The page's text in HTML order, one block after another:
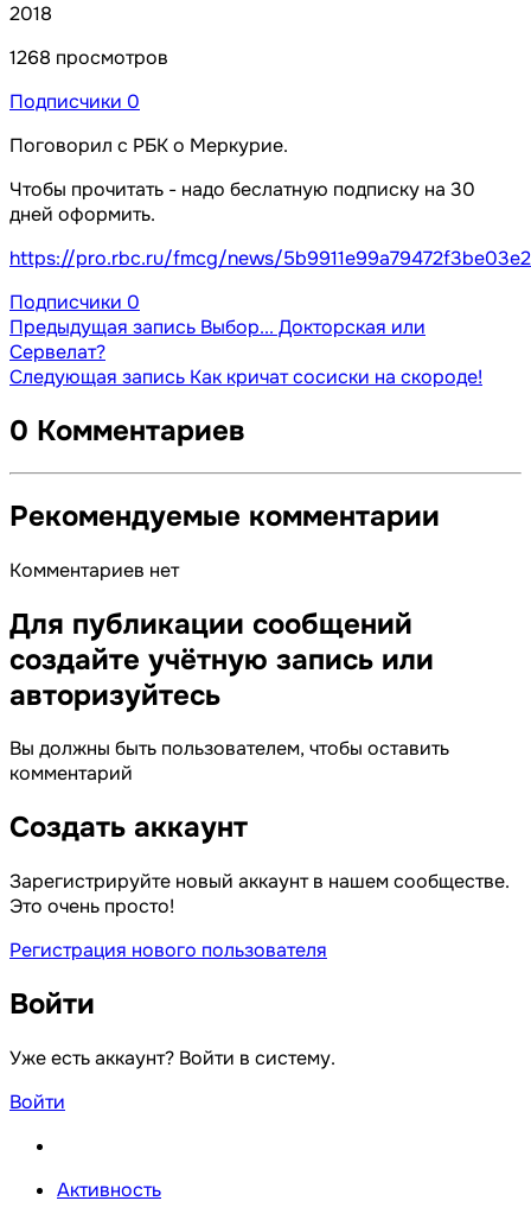
2018
1268 просмотров
Подписчики 0
Поговорил с РБК о Меркурие.
Чтобы прочитать - надо беслатную подписку на 30
дней оформить.
https://pro.rbc.ru/fmcg/news/
Подписчики 0
Предыдущая запись Выбор... Докторская или
Сервелат?
Следующая запись Как кричат сосиски на скороде!
0 Комментариев
Рекомендуемые комментарии
Комментариев нет
Для публикации сообщений
создайте учётную запись или
авторизуйтесь
Вы должны быть пользователем, чтобы оставить
комментарий
Создать аккаунт
Зарегистрируйте новый аккаунт в нашем сообществе.
Это очень просто!
Регистрация нового пользователя
Войти
Уже есть аккаунт? Войти в систему.
Войти
Активность